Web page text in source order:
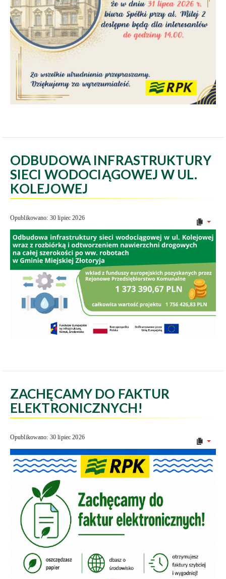
ODBUDOWA INFRASTRUKTURY
SIECI WODOCIĄGOWEJ W UL.
KOLEJOWEJ
Opublikowano: 30 lipiec 2026
ZACHĘCAMY DO FAKTUR
ELEKTRONICZNYCH!
Opublikowano: 30 lipiec 2026